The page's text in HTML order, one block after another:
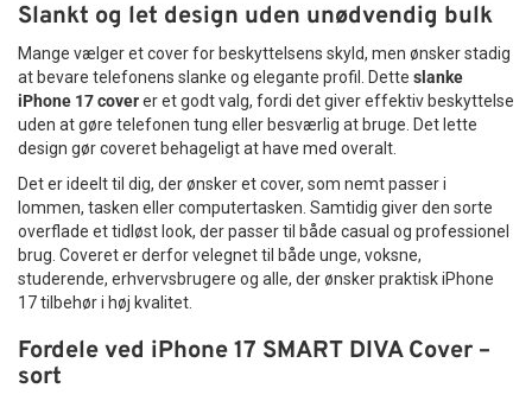
Slankt og let design uden unødvendig bulk
Mange vælger et cover for beskyttelsens skyld, men ønsker stadig
at bevare telefonens slanke og elegante profil. Dette slanke
iPhone 17 coverer et godt valg, fordi det giver effektiv beskyttelse
uden at gøre telefonen tung eller besværlig at bruge. Det lette
design gør coveret behageligt at have med overalt.
Det er ideelt til dig, der ønsker et cover, som nemt passer i
lommen, tasken eller computertasken. Samtidig giver den sorte
overflade et tidløst look, der passer til både casual og professionel
brug. Coveret er derfor velegnet til både unge, voksne,
studerende, erhvervsbrugere og alle, der ønsker praktisk iPhone
17 tilbehør i høj kvalitet.
Fordele ved iPhone 17 SMART DIVA Cover –
sort